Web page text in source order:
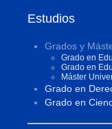
Estudios
Grados y
Grado en
Grado en
Máster
Grado en
Grado en